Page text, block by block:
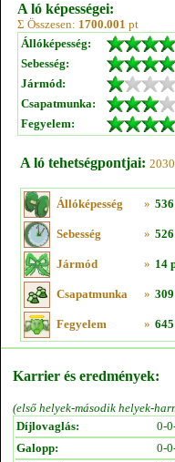
A ló képességei:
Σ Összesen: 1700.001 pt
Állóképesség:
Sebesség:
Jármód:
Csapatmunka:
Fegyelem:
A ló tehetségpontjai:
Állóképesség »
Sebesség »
Jármód » 14
Csapatmunka »
Fegyelem »
Karrier és eredmények:
(első helyek-második helyek-
Díjlovaglás:
0-
Galopp:
0-